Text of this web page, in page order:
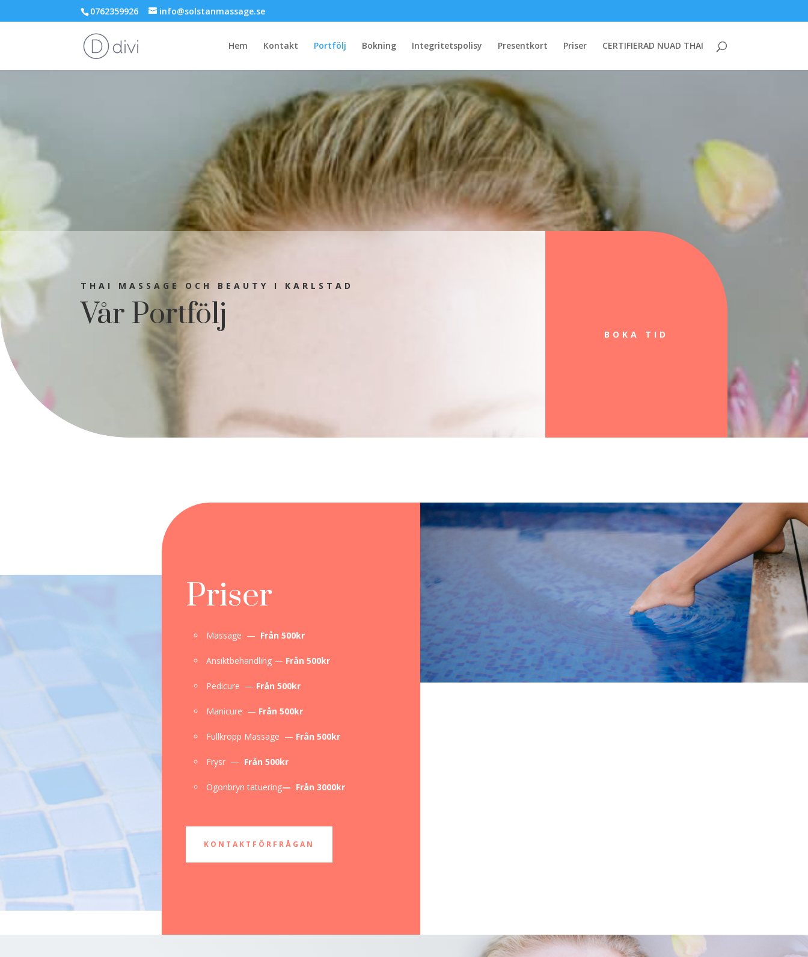
0762359926 info@solstanmassage.se
Hem Kontakt Portfölj Bokning Integritetspolisy Presentkort Priser CERTIFIERAD NUAD THAI
THAI MASSAGE OCH BEAUTY I KARLSTAD
Vår Portfölj
BOKA TID
Priser
Massage — Från 500kr
Ansiktbehandling — Från 500kr
Pedicure — Från 500kr
Manicure — Från 500kr
Fullkropp Massage — Från 500kr
Frysr — Från 500kr
Ögonbryn tatuering— Från 3000kr
KONTAKTFÖRFRÅGAN